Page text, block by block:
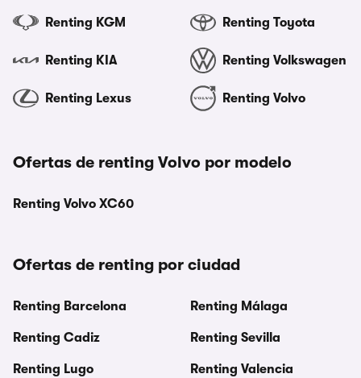
Renting KGM
Renting KIA
Renting Lexus
Renting Toyota
Renting Volkswagen
Renting Volvo
Ofertas de renting Volvo por modelo
Renting Volvo XC60
Ofertas de renting por ciudad
Renting Barcelona
Renting Cadiz
Renting Lugo
Renting Málaga
Renting Sevilla
Renting Valencia